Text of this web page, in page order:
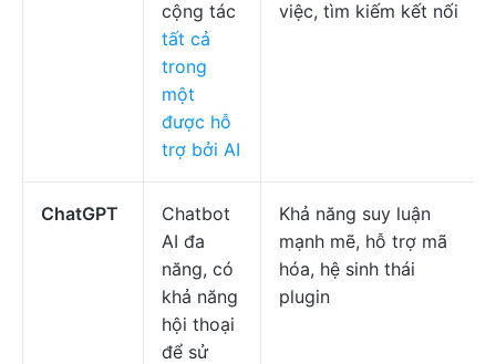
cộng tác
tất cả
trong
một
được hỗ
trợ bởi AI
việc, tìm kiếm kết nối
ChatGPT
Chatbot
AI đa
năng, có
khả năng
hội thoại
để sử
Khả năng suy luận
mạnh mẽ, hỗ trợ mã
hóa, hệ sinh thái
plugin